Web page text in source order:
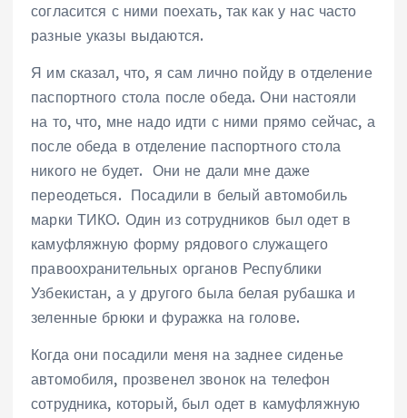
согласится с ними поехать, так как у нас часто
разные указы выдаются.
Я им сказал, что, я сам лично пойду в отделение
паспортного стола после обеда. Они настояли
на то, что, мне надо идти с ними прямо сейчас, а
после обеда в отделение паспортного стола
никого не будет. Они не дали мне даже
переодеться. Посадили в белый автомобиль
марки ТИКО. Один из сотрудников был одет в
камуфляжную форму рядового служащего
правоохранительных органов Республики
Узбекистан, а у другого была белая рубашка и
зеленные брюки и фуражка на голове.
Когда они посадили меня на заднее сиденье
автомобиля, прозвенел звонок на телефон
сотрудника, который, был одет в камуфляжную